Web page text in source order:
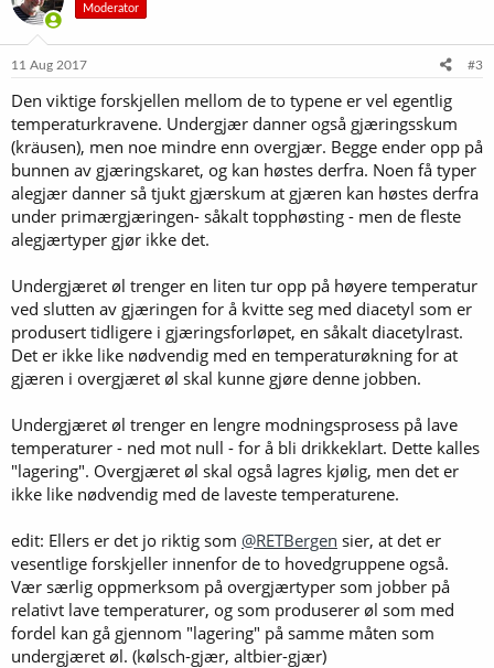
j
o
e
:
Moderator
11 Aug 2017 #3
Den viktige forskjellen mellom de to typene er vel egentlig
temperaturkravene. Undergjær danner også gjæringsskum
(kräusen), men noe mindre enn overgjær. Begge ender opp på
bunnen av gjæringskaret, og kan høstes derfra. Noen få typer
alegjær danner så tjukt gjærskum at gjæren kan høstes derfra
under primærgjæringen- såkalt topphøsting - men de fleste
alegjærtyper gjør ikke det.
Undergjæret øl trenger en liten tur opp på høyere temperatur
ved slutten av gjæringen for å kvitte seg med diacetyl som er
produsert tidligere i gjæringsforløpet, en såkalt diacetylrast.
Det er ikke like nødvendig med en temperaturøkning for at
gjæren i overgjæret øl skal kunne gjøre denne jobben.
Undergjæret øl trenger en lengre modningsprosess på lave
temperaturer - ned mot null - for å bli drikkeklart. Dette kalles
"lagering". Overgjæret øl skal også lagres kjølig, men det er
ikke like nødvendig med de laveste temperaturene.
edit: Ellers er det jo riktig som @RETBergen sier, at det er
vesentlige forskjeller innenfor de to hovedgruppene også.
Vær særlig oppmerksom på overgjærtyper som jobber på
relativt lave temperaturer, og som produserer øl som med
fordel kan gå gjennom "lagering" på samme måten som
undergjæret øl. (kølsch-gjær, altbier-gjær)